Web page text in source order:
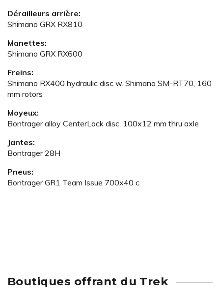
Dérailleurs arrière:
Shimano GRX RX810
Manettes:
Shimano GRX RX600
Freins:
Shimano RX400 hydraulic disc w. Shimano SM-RT70, 160
mm rotors
Moyeux:
Bontrager alloy CenterLock disc, 100x12 mm thru axle
Jantes:
Bontrager 28H
Pneus:
Bontrager GR1 Team Issue 700x40 c
Boutiques offrant du Trek